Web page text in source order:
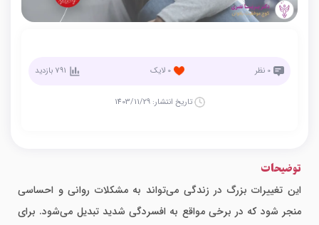
0 نظر 0 لایک 791 بازدید
تاریخ انتشار:1403/11/29
توضیحات
این تغییرات بزرگ در زندگی می‌تواند به مشکلات روانی و احساسی
منجر شود که در برخی مواقع به افسردگی شدید تبدیل می‌شود. برای